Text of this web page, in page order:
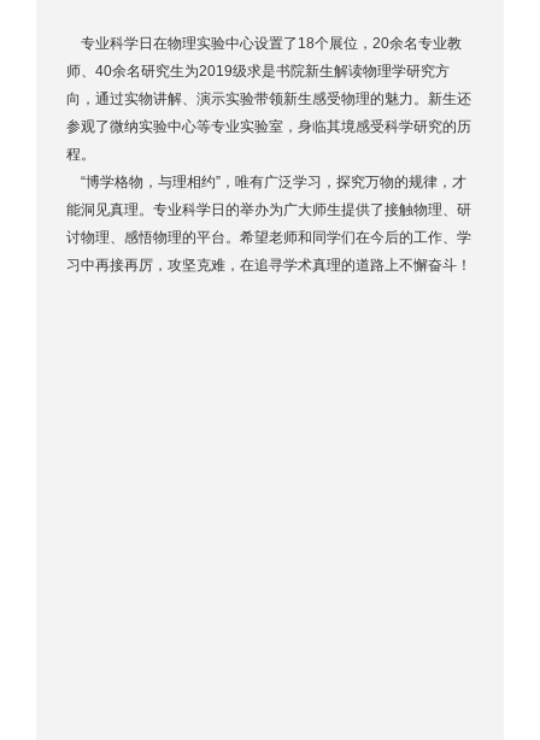
专业科学日在物理实验中心设置了18个展位，20余名专业教
师、40余名研究生为2019级求是书院新生解读物理学研究方
向，通过实物讲解、演示实验带领新生感受物理的魅力。新生还
参观了微纳实验中心等专业实验室，身临其境感受科学研究的历
程。
“博学格物，与理相约”，唯有广泛学习，探究万物的规律，才
能洞见真理。专业科学日的举办为广大师生提供了接触物理、研
讨物理、感悟物理的平台。希望老师和同学们在今后的工作、学
习中再接再厉，攻坚克难，在追寻学术真理的道路上不懈奋斗！